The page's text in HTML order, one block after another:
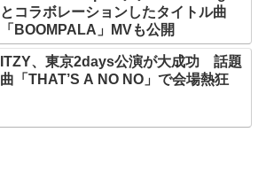
とコラボレーションしたタイトル曲
「BOOMPALA」MVも公開
ITZY、東京2days公演が大成功 話題
曲「THAT’S A NO NO」で会場熱狂